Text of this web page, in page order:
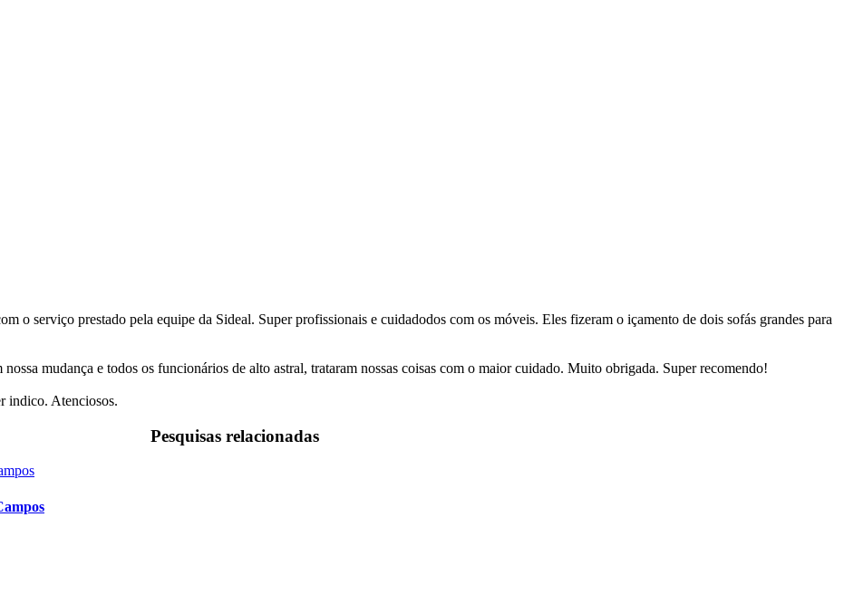
o serviço prestado pela equipe da Sideal. Super profissionais e cuidadodos com os móveis. Eles fizeram o içamento de dois sofás grandes para
mudança e todos os funcionários de alto astral, trataram nossas coisas com o maior cuidado. Muito obrigada. Super recomendo!
indico. Atenciosos.
Pesquisas relacionadas